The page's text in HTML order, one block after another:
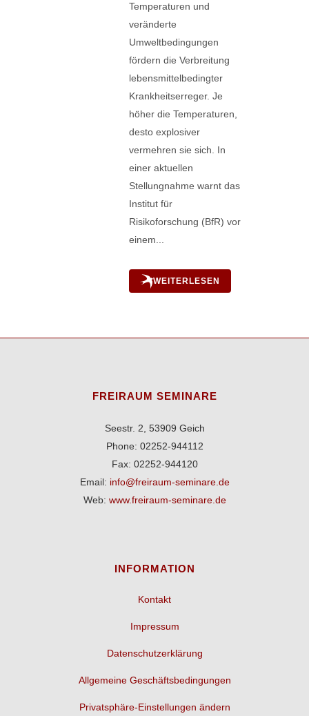
Temperaturen und
veränderte
Umweltbedingungen
fördern die Verbreitung
lebensmittelbedingter
Krankheitserreger. Je
höher die Temperaturen,
desto explosiver
vermehren sie sich. In
einer aktuellen
Stellungnahme warnt das
Institut für
Risikoforschung (BfR) vor
einem...
WEITERLESEN
FREIRAUM SEMINARE
Seestr. 2, 53909 Geich
Phone: 02252-944112
Fax: 02252-944120
Email: info@freiraum-seminare.de
Web: www.freiraum-seminare.de
INFORMATION
Kontakt
Impressum
Datenschutzerklärung
Allgemeine Geschäftsbedingungen
Privatsphäre-Einstellungen ändern